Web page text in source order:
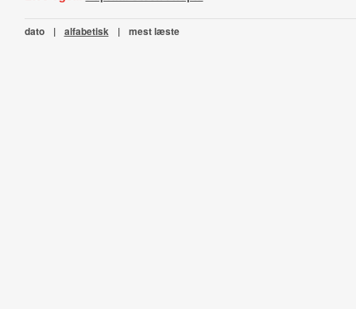
dato | alfabetisk | mest læste